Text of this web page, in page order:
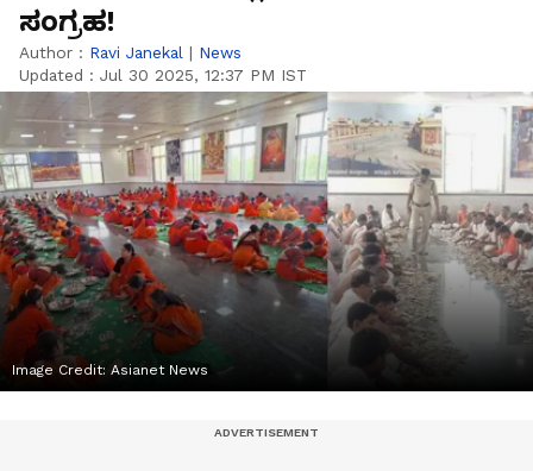
ಸಂಗ್ರಹ!
Author : Ravi Janekal | News
Updated : Jul 30 2025, 12:37 PM IST
Image Credit: Asianet News